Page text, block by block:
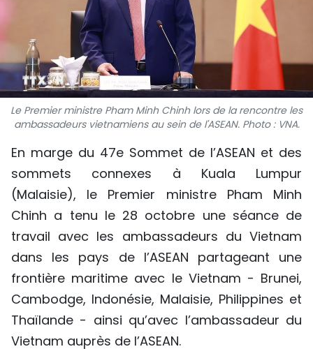
MÉGASTORIE
INFOGRAPHIE
PHOTO
VIDÉO
À PROPOS DU "PEUPLE"
TIẾNG VIỆT
ENGLISH
中文
РУССКИЙ
ESPAÑOL
Le Premier ministre Pham Minh Chinh lors de la rencontre les
ambassadeurs vietnamiens au sein de l'ASEAN. Photo : VNA.
En marge du 47e Sommet de l’ASEAN et des
sommets connexes à Kuala Lumpur
(Malaisie), le Premier ministre Pham Minh
Chinh a tenu le 28 octobre une séance de
travail avec les ambassadeurs du Vietnam
dans les pays de l’ASEAN partageant une
frontière maritime avec le Vietnam - Brunei,
Cambodge, Indonésie, Malaisie, Philippines et
Thaïlande - ainsi qu’avec l’ambassadeur du
Vietnam auprès de l’ASEAN.